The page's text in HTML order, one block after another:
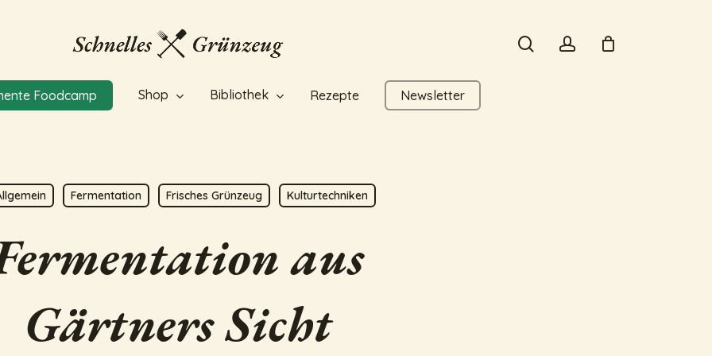
Foodcamp Shop Bibliothek Rezepte Newsletter
Fermentation Frisches Grünzeug Kulturtechniken
aus
Gärtners Sicht